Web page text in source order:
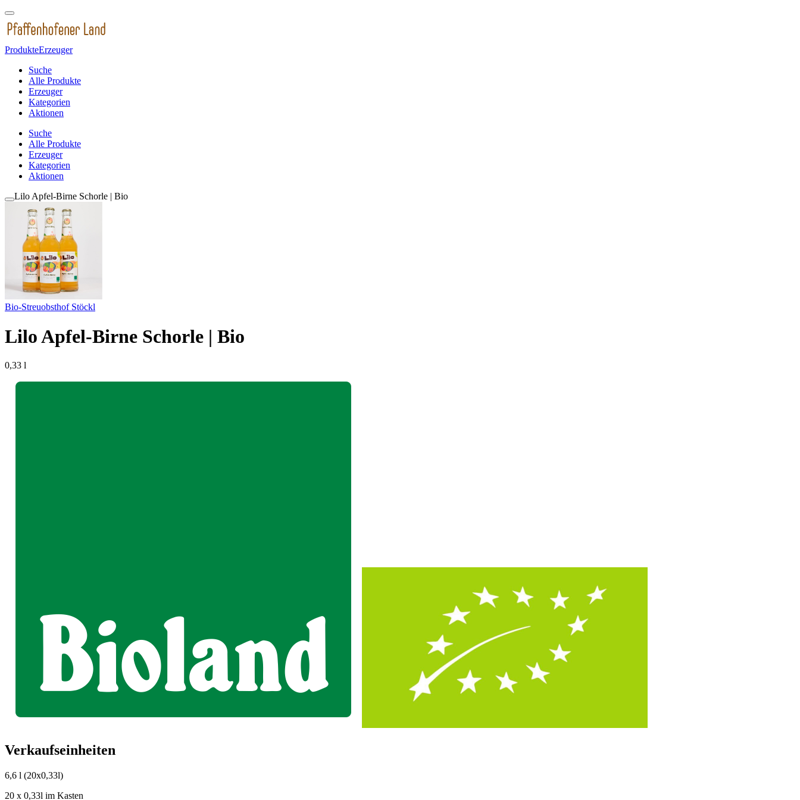
ProdukteErzeuger
Suche
Alle Produkte
Erzeuger
Kategorien
Aktionen
Suche
Alle Produkte
Erzeuger
Kategorien
Aktionen
Lilo Apfel-Birne Schorle | Bio
Bio-Streuobsthof Stöckl
Lilo Apfel-Birne Schorle | Bio
0,33 l
Verkaufseinheiten
6,6 l (20x0,33l)
20 x 0,33l im Kasten